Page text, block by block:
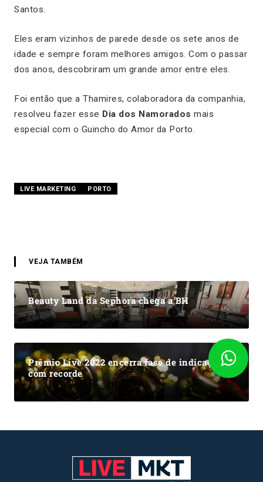
Santos.
Eles eram vizinhos de parede desde os sete anos de
idade e sempre foram melhores amigos. Com o passar
dos anos, descobriram um grande amor entre eles.
Foi então que a Thamires, colaboradora da companhia,
resolveu fazer esse Dia dos Namorados mais
especial com o Guincho do Amor da Porto.
LIVE MARKETING PORTO
VEJA TAMBÉM
Beauty Land da Sephora chega a BH
Prêmio Live 2022 encerra fase de indicações
com recorde